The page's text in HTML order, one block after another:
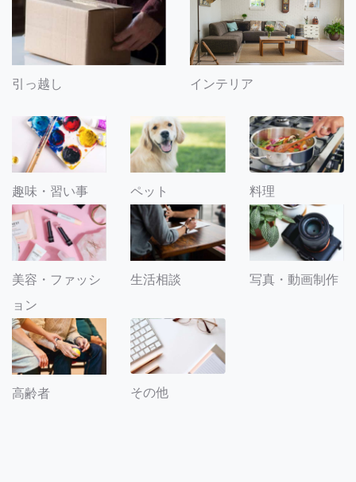
引っ越し インテリア
趣味・習い事 ペット 料理
美容・ファッシ
ョン
生活相談 写真・動画制作
高齢者 その他